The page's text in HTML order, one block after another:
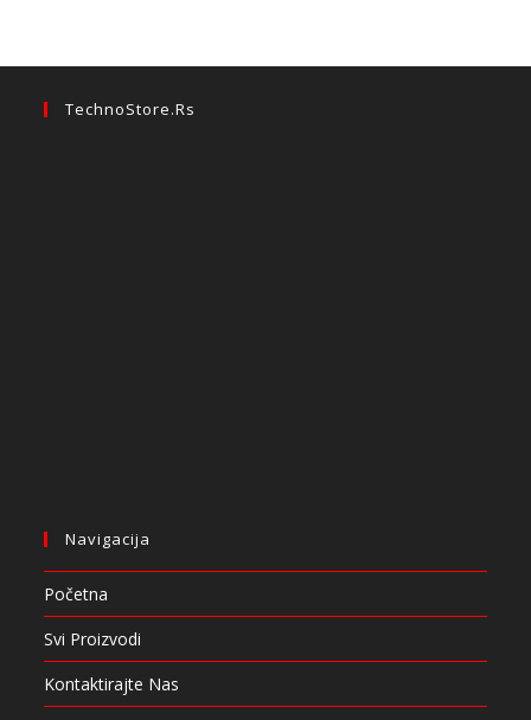
TechnoStore.rs
Navigacija
Početna
Svi Proizvodi
Kontaktirajte Nas